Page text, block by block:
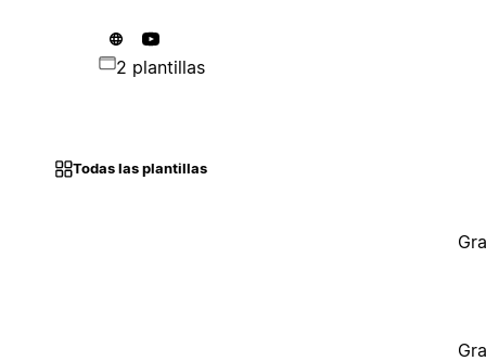
2 plantillas
Todas las plantillas